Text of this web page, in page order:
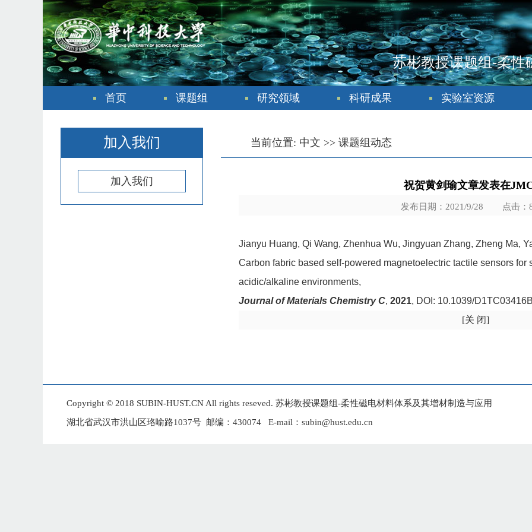
苏彬教授课题组-柔性
首页 课题组 研究领域 科研成果 实验室资源
加入我们
加入我们
当前位置: 中文 >> 课题组动态
祝贺黄剑瑜文章发表在
发布日期：2021/9/28 点击
Jianyu Huang, Qi Wang, Zhenhua Wu, Jingyuan Zhang, Zheng Ma,
Carbon fabric based self-powered magnetoelectric tactile sensors for
acidic/alkaline environments,
Journal of Materials Chemistry C, 2021, DOI: 10.1039/
[关 闭]
Copyright © 2018 SUBIN-HUST.CN All rights reseved. 苏彬教授课题组-柔性磁电材料体系及其增材制造与应用
湖北省武汉市洪山区珞喻路1037号 邮编：430074 E-mail：subin@hust.edu.cn